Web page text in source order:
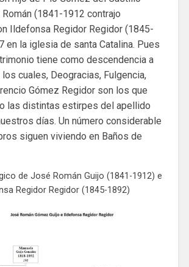
(1841-1912 contrajo
Ildefonsa Regidor Regidor (1845-
en la iglesia de santa Catalina. Pues
tiene como descendencia a
cuales, Deogracias, Fulgencia,
Gómez Regidor son los que
las distintas estirpes del apellido
días. Un número considerable
siguen viviendo en Baños de
de José Román Guijo (1841-1912) e
Regidor Regidor (1845-1892)